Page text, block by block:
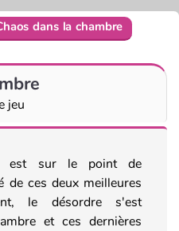
dans la chambre
jeu
est sur le point de
de ces deux meilleures
le désordre s'est
et ces dernières